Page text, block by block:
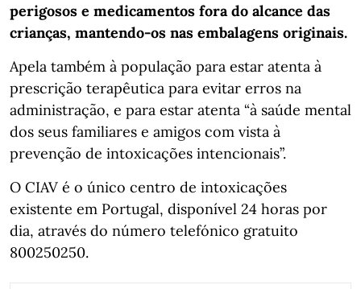
perigosos e medicamentos fora do alcance das
crianças, mantendo-os nas embalagens originais.
Apela também à população para estar atenta à
prescrição terapêutica para evitar erros na
administração, e para estar atenta “à saúde mental
dos seus familiares e amigos com vista à
prevenção de intoxicações intencionais”.
O CIAV é o único centro de intoxicações
existente em Portugal, disponível 24 horas por
dia, através do número telefónico gratuito
800250250.